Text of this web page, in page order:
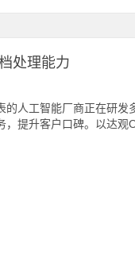
处理能力
的人工智能厂商正在研
，提升客户口碑。以达